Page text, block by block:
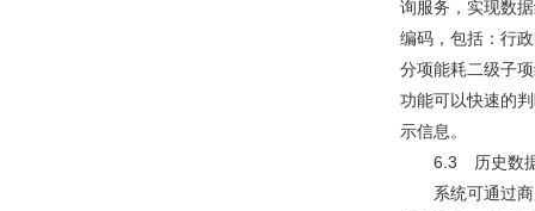
询服务，实现数
编码，包括：行
分项能耗二级子
功能可以快速的
示信息。
6.3 历史数
系统可通过商